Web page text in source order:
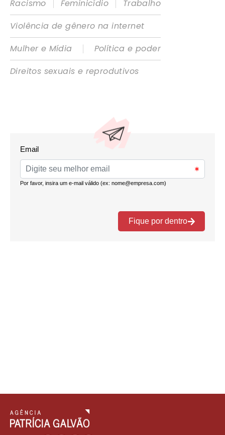
Racismo Feminicídio
Trabalho
Violência de gênero na internet
Mulher e Mídia
|
Política e poder
Direitos sexuais e reprodutivos